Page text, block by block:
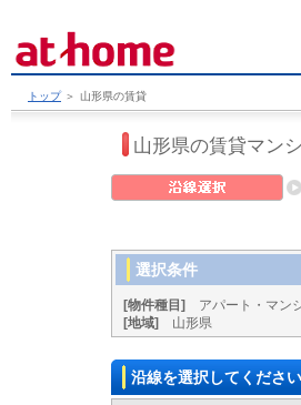
トップ ＞ 山形県の賃貸
山形県の賃貸マン
選択条件
[物件種目]
アパート・マン
[地域]
山形県
沿線を選択してください